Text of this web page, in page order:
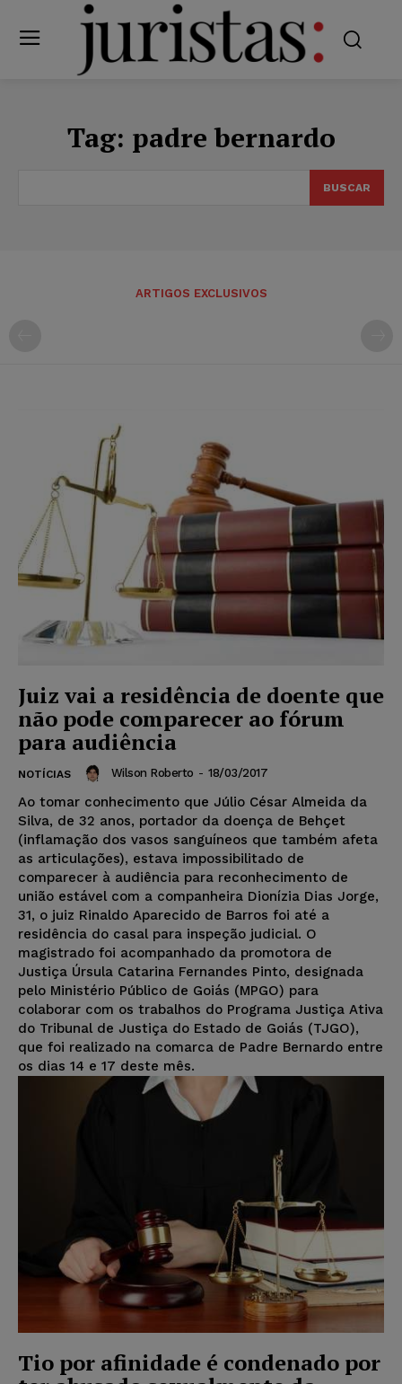
Tag: padre bernardo
BUSCAR
ARTIGOS EXCLUSIVOS
Juiz vai a residência de doente que
não pode comparecer ao fórum
para audiência
NOTÍCIAS Wilson Roberto - 18/03/2017
Ao tomar conhecimento que Júlio César Almeida da
Silva, de 32 anos, portador da doença de Behçet
(inflamação dos vasos sanguíneos que também afeta
as articulações), estava impossibilitado de
comparecer à audiência para reconhecimento de
união estável com a companheira Dionízia Dias Jorge,
31, o juiz Rinaldo Aparecido de Barros foi até a
residência do casal para inspeção judicial. O
magistrado foi acompanhado da promotora de
Justiça Úrsula Catarina Fernandes Pinto, designada
pelo Ministério Público de Goiás (MPGO) para
colaborar com os trabalhos do Programa Justiça Ativa
do Tribunal de Justiça do Estado de Goiás (TJGO),
que foi realizado na comarca de Padre Bernardo entre
os dias 14 e 17 deste mês.
Tio por afinidade é condenado por